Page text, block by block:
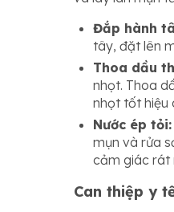
Đắp hành
tây, đặt lên
Thoa dầu
nhọt. Thoa
nhọt tốt hiệu
Nước ép tỏi:
mụn và rửa
cảm giác rát
Can thiệp y